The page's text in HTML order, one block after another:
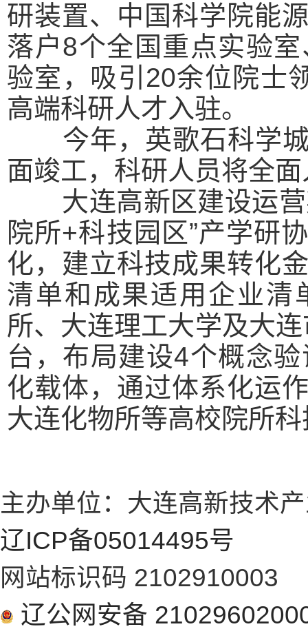
研装置、中国科学院能
落户8个全国重点实验
验室，吸引20余位院士
高端科研人才入驻。
今年，英歌石科学城
面竣工，科研人员将全
大连高新区建设运营
院所+科技园区”产学研
化，建立科技成果转化
清单和成果适用企业清
所、大连理工大学及大
台，布局建设4个概念
化载体，通过体系化运
大连化物所等高校院所
主办单位：大连高新技术
辽ICP备05014495号
网站标识码 2102910003
辽公网安备